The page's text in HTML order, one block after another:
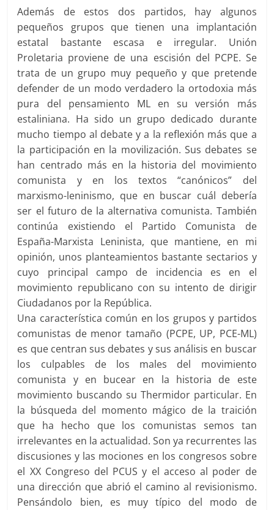
Además de estos dos partidos, hay algunos
pequeños grupos que tienen una implantación
estatal bastante escasa e irregular. Unión
Proletaria proviene de una escisión del PCPE. Se
trata de un grupo muy pequeño y que pretende
defender de un modo verdadero la ortodoxia más
pura del pensamiento ML en su versión más
estaliniana. Ha sido un grupo dedicado durante
mucho tiempo al debate y a la reflexión más que a
la participación en la movilización. Sus debates se
han centrado más en la historia del movimiento
comunista y en los textos “canónicos” del
marxismo-leninismo, que en buscar cuál debería
ser el futuro de la alternativa comunista. También
continúa existiendo el Partido Comunista de
España-Marxista Leninista, que mantiene, en mi
opinión, unos planteamientos bastante sectarios y
cuyo principal campo de incidencia es en el
movimiento republicano con su intento de dirigir
Ciudadanos por la República.
Una característica común en los grupos y partidos
comunistas de menor tamaño (PCPE, UP, PCE-ML)
es que centran sus debates y sus análisis en buscar
los culpables de los males del movimiento
comunista y en bucear en la historia de este
movimiento buscando su Thermidor particular. En
la búsqueda del momento mágico de la traición
que ha hecho que los comunistas semos tan
irrelevantes en la actualidad. Son ya recurrentes las
discusiones y las mociones en los congresos sobre
el XX Congreso del PCUS y el acceso al poder de
una dirección que abrió el camino al revisionismo.
Pensándolo bien, es muy típico del modo de